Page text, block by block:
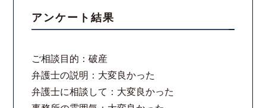
お問い合わせフォーム
アンケート結果
ご相談目的：破産
弁護士の説明：大変良かった
弁護士に相談して：大変良かった